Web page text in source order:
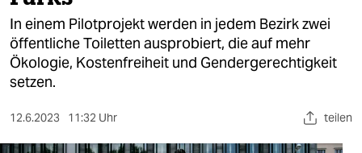
öko
gesellschaft
kultur
sport
In einem Pilotprojekt werden in jedem Bezirk zwei
öffentliche Toiletten ausprobiert, die auf mehr
Ökologie, Kostenfreiheit und Gendergerechtigkeit
setzen.
12.6.2023 11:32 Uhr teilen